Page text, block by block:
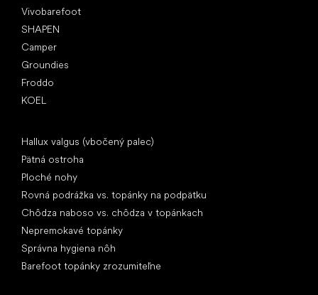
Vivobarefoot
SHAPEN
Camper
Groundies
Froddo
KOEL
Hallux valgus (vbočený palec)
Pätná ostroha
Ploché nohy
Rovná podrážka vs. topánky na podpätku
Chôdza naboso vs. chôdza v topánkach
Nepremokavé topánky
Správna hygiena nôh
Barefoot topánky zrozumiteľne